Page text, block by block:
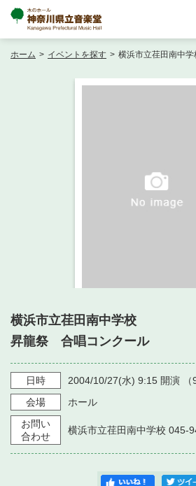
・ フロアマップ
・ 交通案内
・ よくある質問
・ 施設を借りる
・ 空き状況
・ 抽選対象日
・ 利用料金
音楽堂について
・ 音楽堂のご案内
・ フロアマップ
神奈川県立音楽堂
SNS
ホーム > イベントを探す > 横浜市立荏田南中
横浜市立荏田南中学校
昇龍祭 合唱コンクール
日時 2004/10/27(水) 9:15 開演 （
会場
ホール
お問い
合わせ
横浜市立荏田南中学校 045-